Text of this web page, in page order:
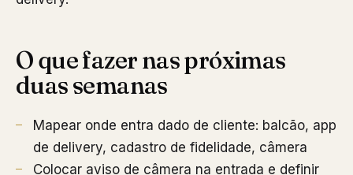
O que fazer nas próximas
duas semanas
Mapear onde entra dado de cliente: balcão, app
de delivery, cadastro de fidelidade, câmera
Colocar aviso de câmera na entrada e definir